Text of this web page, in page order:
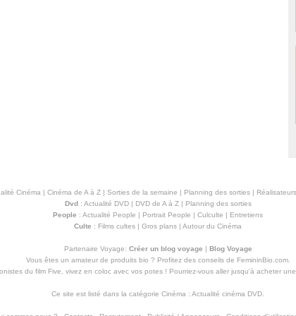
Cinéma | Cinéma de A à Z| Sorties de la semaine | Planning des sorties| Réalisateurs
Dvd: Actualité DVD| DVD de A à Z| Planning des sorties
People : Actualité People | Portrait People | Culculte | Entretiens
Culte : Films cultes | Gros plans | Autour du Cinéma
Partenaire Voyage: Créer un blog voyage | Blog Voyage
Vous êtes un amateur de produits bio ? Profitez des conseils de FemininBio.com.
du film Five, vivez en coloc avec vos potes ! Pourriez-vous aller jusqu'à acheter
Ce site est listé dans la catégorie Cinéma : Actualité cinéma DVD